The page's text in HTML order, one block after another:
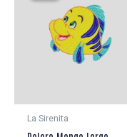
La Sirenita